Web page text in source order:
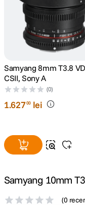
5
6 . canon sx740
card memorie
8 . sony fx
9. dji mic mini
Samyang 8mm T3.8
CSII, Sony A
(0)
1.62700 lei
Samyang 10mm
(0